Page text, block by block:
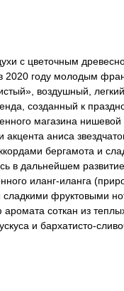
с цветочным
году молодым
воздушный,
созданный к
магазина
аниса
бергамота и
в дальнейшем
иланг-иланга
сладкими фруктовыми
соткан из
и бархатисто-